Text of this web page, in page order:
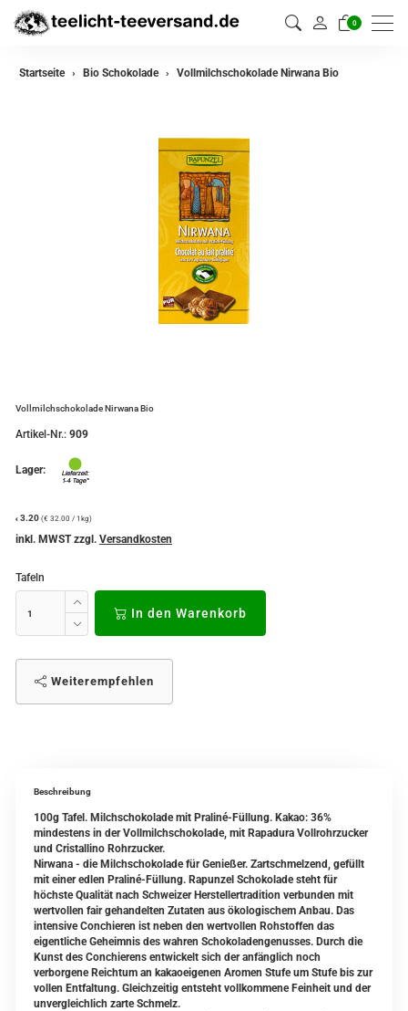
0
Startseite Bio Schokolade Vollmilchschokolade Nirwana Bio
Vollmilchschokolade Nirwana Bio
Artikel-Nr.: 909
Lager:
€ 3.20 (€ 32.00 / 1kg)
inkl. MWST zzgl. Versandkosten
Tafeln
In den Warenkorb
Weiterempfehlen
Beschreibung
100g Tafel. Milchschokolade mit Praliné-Füllung. Kakao: 36%
mindestens in der Vollmilchschokolade, mit Rapadura Vollrohrzucker
und Cristallino Rohrzucker.
Nirwana - die Milchschokolade für Genießer. Zartschmelzend, gefüllt
mit einer edlen Praliné-Füllung. Rapunzel Schokolade steht für
höchste Qualität nach Schweizer Herstellertradition verbunden mit
wertvollen fair gehandelten Zutaten aus ökologischem Anbau. Das
intensive Conchieren ist neben den wertvollen Rohstoffen das
eigentliche Geheimnis des wahren Schokoladengenusses. Durch die
Kunst des Conchierens entwickelt sich der anfänglich noch
verborgene Reichtum an kakaoeigenen Aromen Stufe um Stufe bis zur
vollen Entfaltung. Gleichzeitig entsteht vollkommene Feinheit und der
unvergleichlich zarte Schmelz.